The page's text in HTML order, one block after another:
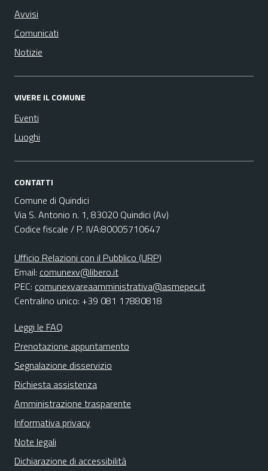
Avvisi
Comunicati
Notizie
VIVERE IL COMUNE
Eventi
Luoghi
CONTATTI
Comune di Quindici
Via S. Antonio n. 1, 83020 Quindici (Av)
Codice fiscale / P. IVA:80005710647
Ufficio Relazioni con il Pubblico (URP)
Email: comunexv@libero.it
PEC: comunexvareaamministrativa@asmepec.it
Centralino unico: +39 081 17880818
Leggi le FAQ
Prenotazione appuntamento
Segnalazione disservizio
Richiesta assistenza
Amministrazione trasparente
Informativa privacy
Note legali
Dichiarazione di accessibilità